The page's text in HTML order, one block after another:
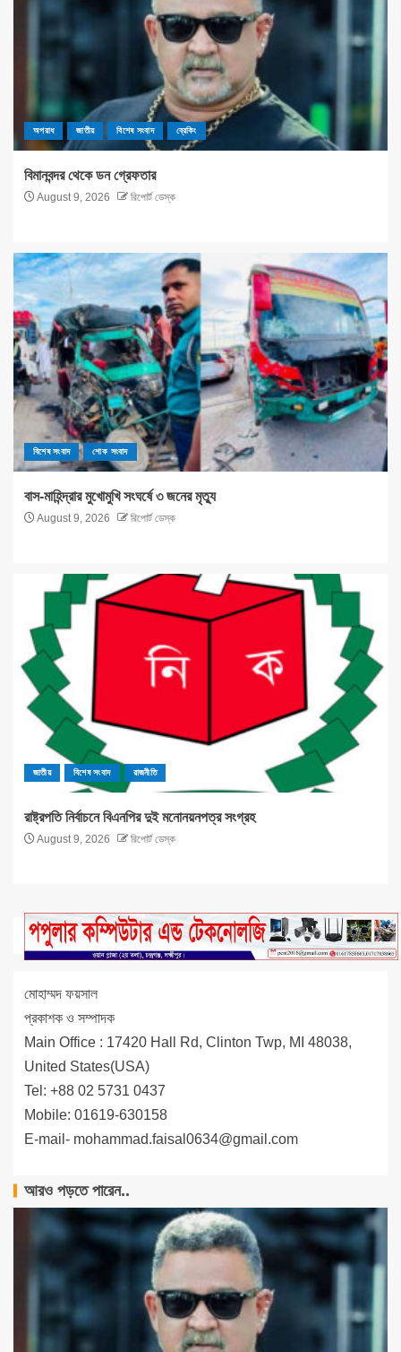
অপরাধ জাতীয় বিশেষ সংবাদ ব্রেকিং
বিমানবন্দর থেকে ডন গ্রেফতার
August 9, 2026 রিপোর্ট ডেস্ক
বিশেষ সংবাদ শোক সংবাদ
বাস-মাহিন্দ্রার মুখোমুখি সংঘর্ষে ৩ জনের মৃত্যু
August 9, 2026 রিপোর্ট ডেস্ক
জাতীয় বিশেষ সংবাদ রাজনীতি
রাষ্ট্রপতি নির্বাচনে বিএনপির দুই মনোনয়নপত্র সংগ্রহ
August 9, 2026 রিপোর্ট ডেস্ক
মোহাম্মদ ফয়সাল
প্রকাশক ও সম্পাদক
Main Office : 17420 Hall Rd, Clinton Twp, MI 48038,
United States(USA)
Tel: +88 02 5731 0437
Mobile: 01619-630158
E-mail- mohammad.faisal0634@gmail.com
আরও পড়তে পারেন..